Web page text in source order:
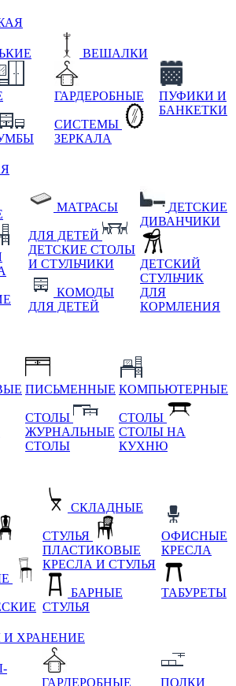
ВЕШАЛКИ
ГАРДЕРОБНЫЕ
СИСТЕМЫ
ЗЕРКАЛА
ПУФИКИ И
БАНКЕТКИ
МАТРАСЫ
ДЛЯ ДЕТЕЙ
ДЕТСКИЕ СТОЛЫ
И СТУЛЬЧИКИ
КОМОДЫ
ДЛЯ ДЕТЕЙ
ДЕТСКИЕ
ДИВАНЧИКИ
ДЕТСКИЙ
СТУЛЬЧИК
ДЛЯ
КОРМЛЕНИЯ
ПИСЬМЕННЫЕ
СТОЛЫ
ЖУРНАЛЬНЫЕ
СТОЛЫ
КОМПЬЮТЕРНЫЕ
СТОЛЫ
СТОЛЫ НА
КУХНЮ
СКЛАДНЫЕ
СТУЛЬЯ
ПЛАСТИКОВЫЕ
КРЕСЛА И СТУЛЬЯ
БАРНЫЕ
СТУЛЬЯ
ОФИСНЫЕ
КРЕСЛА
ТАБУРЕТЫ
ХРАНЕНИЕ
ГАРДЕРОБНЫЕ
ПОЛКИ